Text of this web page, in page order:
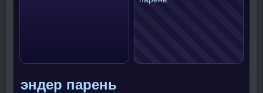
эндер парень